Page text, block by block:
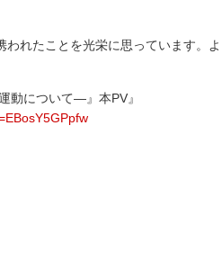
れたことを光栄に思っています。よ
動について―』本PV』